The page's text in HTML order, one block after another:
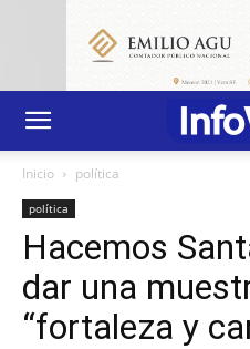
Inicio política
política
Hacemos
dar una
“fortaleza y